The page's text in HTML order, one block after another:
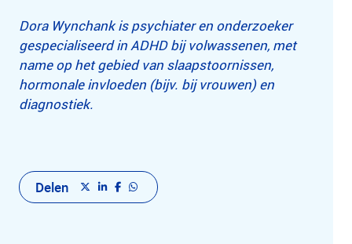
Dora Wynchank is psychiater en onderzoeker
gespecialiseerd in ADHD bij volwassenen, met
name op het gebied van slaapstoornissen,
hormonale invloeden (bijv. bij vrouwen) en
diagnostiek.
Delen